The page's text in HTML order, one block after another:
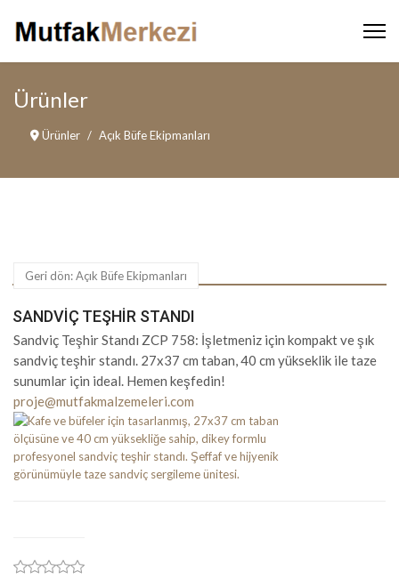
Ürünler
Ürünler Açık Büfe Ekipmanları
Geri dön: Açık Büfe Ekipmanları
SANDVIÇ TEŞHIR STANDI
Sandviç Teşhir Standı ZCP 758: İşletmeniz için kompakt ve şık
sandviç teşhir standı. 27x37 cm taban, 40 cm yükseklik ile taze
sunumlar için ideal. Hemen keşfedin!
proje@mutfakmalzemeleri.com